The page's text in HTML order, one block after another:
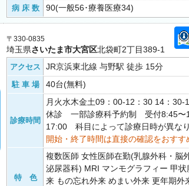
病 床 数 90(一般56･療養医療34)
〒330-0835
埼玉県さいたま市大宮区北袋町2丁目389-1
アクセス JR京浜東北線 与野駅 徒歩 15分
駐 車 場 40台(無料)
診療時間
月火水木金土09：00-12：30 14：
休診 一部診療科予約制 受付8:45〜
17:00 科目によって診療日時が異な
開始・終了時間は直接の確認をおすす
特 色
複数医師 女性医師在勤(乳腺外科・脳
泌尿器科) MRI マンモグラフィー 甲
来 もの忘れ外来 めまい外来 更年期外